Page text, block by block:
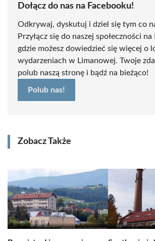
Dołącz do nas na Facebooku!
Odkrywaj, dyskutuj i dziel się tym co
Przyłącz się do naszej społeczności
gdzie możesz dowiedzieć się więcej o
wydarzeniach w Limanowej. Twoje
polub naszą stronę i bądź na bieżąco!
Polub nas!
Zobacz Także